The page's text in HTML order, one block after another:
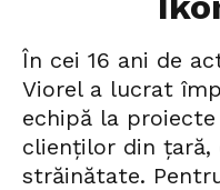
În cei 16 ani de
Viorel a lucrat
echipă la
clienților din
străinătate.